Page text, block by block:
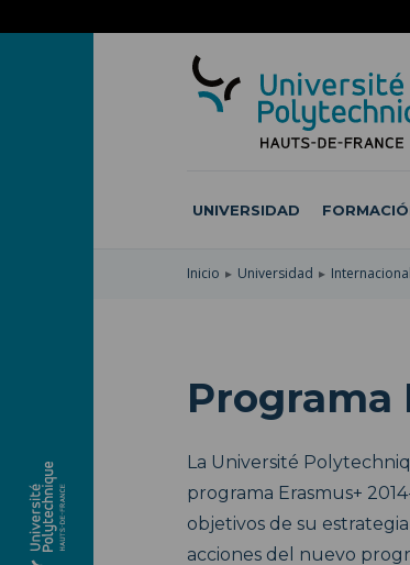
UNIVERSIDAD
Inicio Universidad Internacional
Programa
La Université
programa Erasmus+
objetivos de su
acciones del nuevo